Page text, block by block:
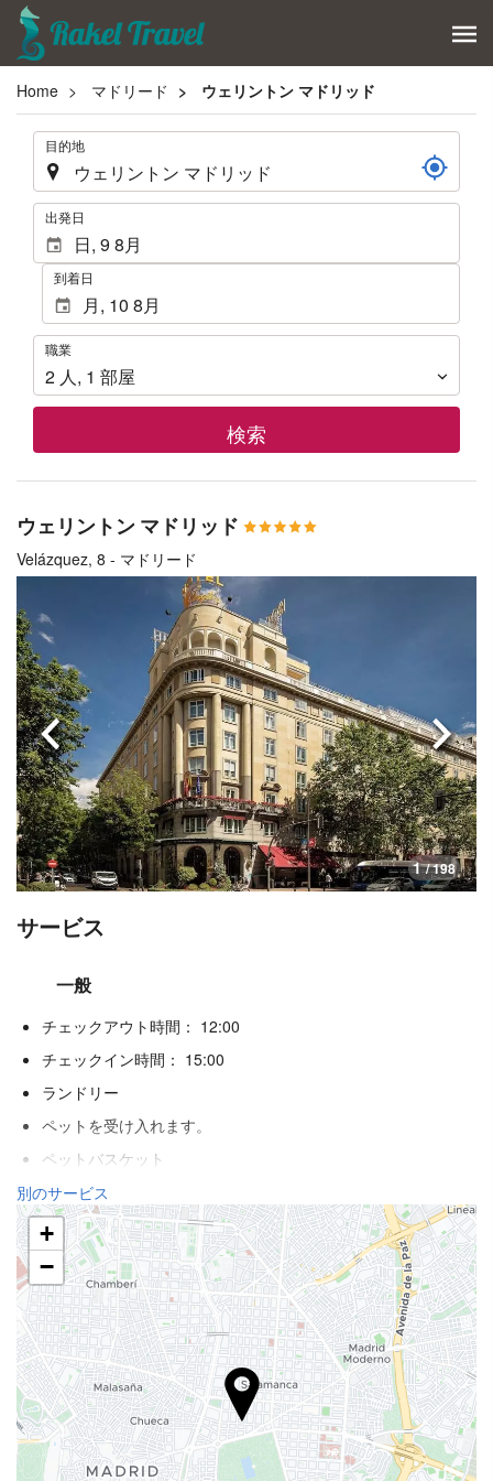
Home マドリード ウェリントン マドリッド
. 目的地
. 出発日
到着日
職
業
職業
2 人, 1 部屋
検索
ウェリントン マドリッド
Velázquez, 8 - マドリード
1 / 198
前へ 次へ
サービス
一般
チェックアウト時間： 12:00
チェックイン時間： 15:00
ランドリー
ペットを受け入れます。
ペットバスケット
ペットボウル
エアコン
暖房
エレベーター
禁煙ルーム
全館禁煙
防音済み客室
ウェルネス
別のサービス
+
−